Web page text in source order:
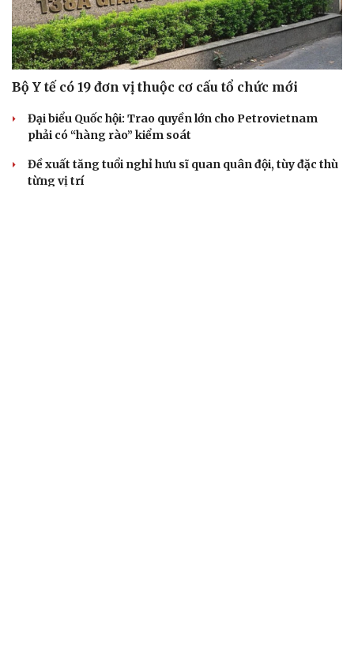
Bộ Y tế có 19 đơn vị thuộc cơ cấu tổ chức mới
Đại biểu Quốc hội: Trao quyền lớn cho Petrovietnam
phải có “hàng rào” kiểm soát
Đề xuất tăng tuổi nghỉ hưu sĩ quan quân đội, tùy đặc thù
từng vị trí